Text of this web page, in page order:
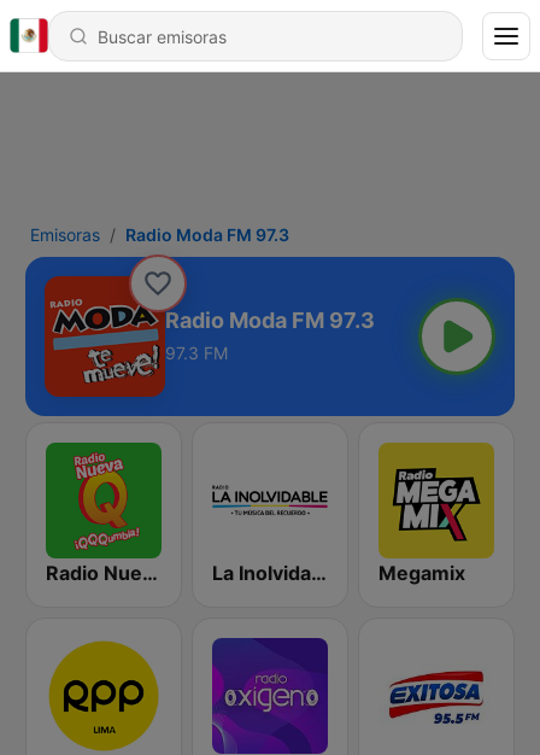
Emisoras Radio Moda FM 97.3
Radio Moda FM 97.3
97.3 FM
Radio Nueva Q La Inolvidable Megamix